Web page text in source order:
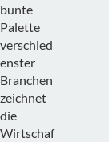
bunte
Palette
verschied
enster
Branchen
zeichnet
die
Wirtschaf